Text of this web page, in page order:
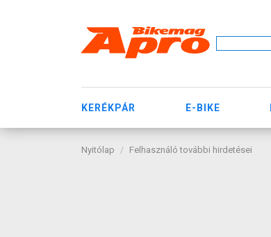
KERÉKPÁR E-BIKE
Nyitólap Felhasználó további hirdetései